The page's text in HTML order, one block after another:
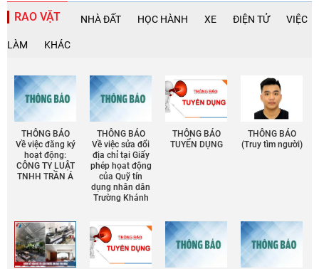
RAO VẶT NHÀ ĐẤT HỌC HÀNH XE ĐIỆN TỬ VIỆC
LÀM KHÁC
THÔNG BÁO
Về việc đăng ký
hoạt động:
CÔNG TY LUẬT
TNHH TRẦN Á
THÔNG BÁO
Về việc sửa đổi
địa chỉ tại Giấy
phép họat động
của Quỹ tín
dụng nhân dân
Trường Khánh
THÔNG BÁO
TUYỂN DỤNG
THÔNG BÁO
(Truy tìm người)